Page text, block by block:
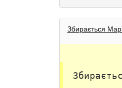
Збирається